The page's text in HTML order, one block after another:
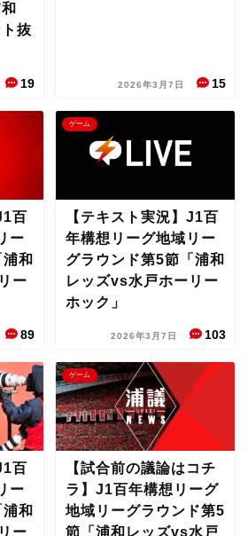
抜
19 2026年3月7日 15
百
ー
和
ー
89
ゲーム
【テキスト実況】J1百
年構想リーグ地域リー
グラウンド第5節「浦和
レッズvs水戸ホーリー
ホック」
2026年3月7日 103
百
ー
和
ー
ゲーム
【試合前の議論はコチ
ラ】J1百年構想リーグ
地域リーグラウンド第5
節「浦和レッズvs水戸